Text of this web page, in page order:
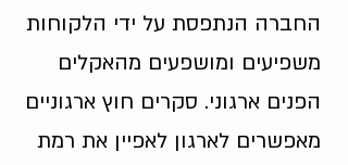
החברה הנתפסת על ידי הלקוחות
משפיעים ומושפעים מהאקלים
הפנים ארגוני. סקרים חוץ ארגוניים
מאפשרים לארגון לאפיין את רמת